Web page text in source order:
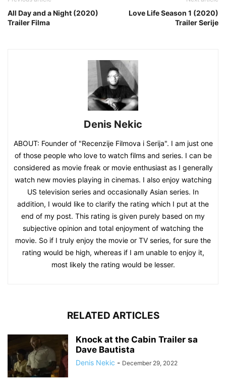
All Day and a Night (2020)
Trailer Filma
Love Life Season 1 (2020)
Trailer Serije
Denis Nekic
ABOUT: Founder of "Recenzije Filmova i Serija". I am just one
of those people who love to watch films and series. I can be
considered as movie freak or movie enthusiast as I generally
watch new movies playing in cinemas. I also enjoy watching
US television series and occasionally Asian series. In
addition, I would like to clarify the rating which I put at the
end of my post. This rating is given purely based on my
subjective opinion and total enjoyment of watching the
movie. So if I truly enjoy the movie or TV series, for sure the
rating would be high, whereas if I am unable to enjoy it,
most likely the rating would be lesser.
RELATED ARTICLES
Knock at the Cabin Trailer sa
Dave Bautista
Denis Nekic - December 29, 2022